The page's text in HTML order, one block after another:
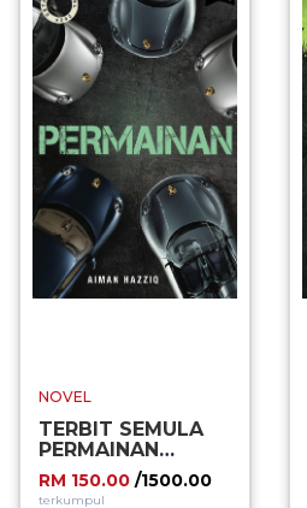
NOVEL
TERBIT SEMULA
PERMAINAN
SEMPENA PBAKL
2024
RM 150.00 /1500.00
terkumpul